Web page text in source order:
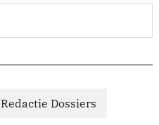
Redactie Dossiers